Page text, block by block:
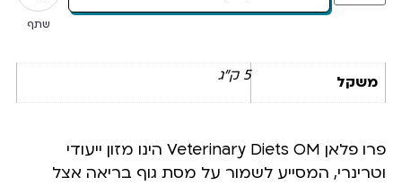
שתף
משקל 5 ק"ג
פרו פלאן Veterinary Diets OM הינו מזון ייעודי
וטרינרי, המסייע לשמור על מסת גוף בריאה אצל